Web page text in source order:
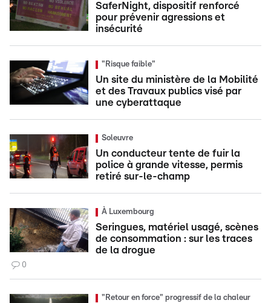
SaferNight, dispositif renforcé
pour prévenir agressions et
insécurité
"Risque faible"
Un site du ministère de la Mobilité
et des Travaux publics visé par
une cyberattaque
Soleuvre
Un conducteur tente de fuir la
police à grande vitesse, permis
retiré sur-le-champ
À Luxembourg
Seringues, matériel usagé, scènes
de consommation : sur les traces
de la drogue
0
"Retour en force" progressif de la chaleur